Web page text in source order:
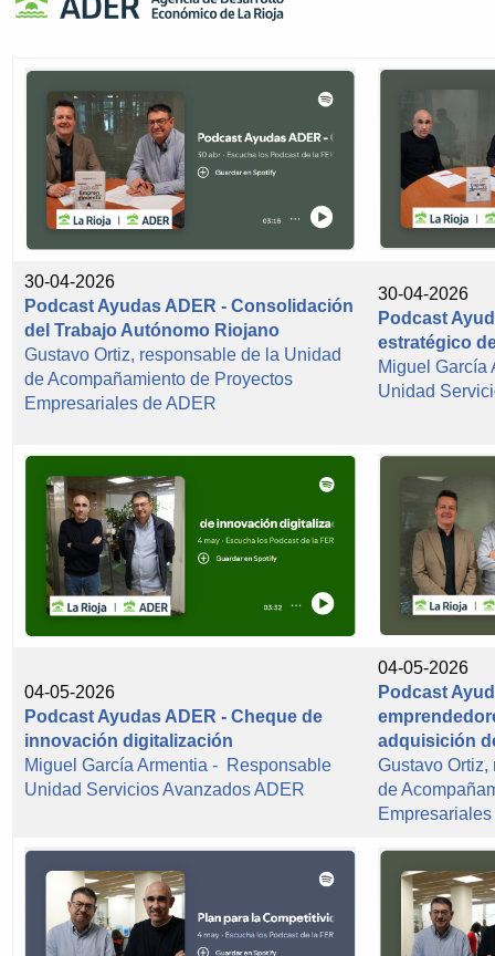
30-04-2026
Podcast Ayudas ADER - Consolidación
del Trabajo Autónomo Riojano
Gustavo Ortiz, responsable de la Unidad
de Acompañamiento de Proyectos
Empresariales de ADER
30-04-2026
Podcast
estratégico
Miguel
Unidad
04-05-2026
Podcast Ayudas ADER - Cheque de
innovación digitalización
Miguel García Armentia - Responsable
Unidad Servicios Avanzados ADER
04-05-2026
Podcast
adquisición
Gustavo
de